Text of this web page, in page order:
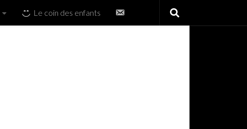
Le coin des enfants
Contactez-